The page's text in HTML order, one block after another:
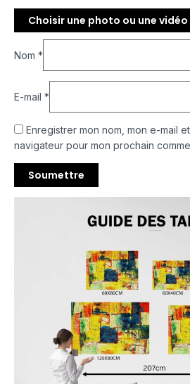
Choisir une photo ou une vidéo
Nom *
E-mail *
Enregistrer mon nom, mon e-mail
navigateur pour mon prochain